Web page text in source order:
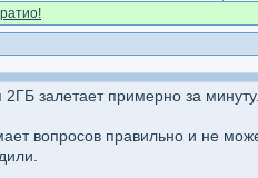
залетает примерно за
вопросов правильно и не